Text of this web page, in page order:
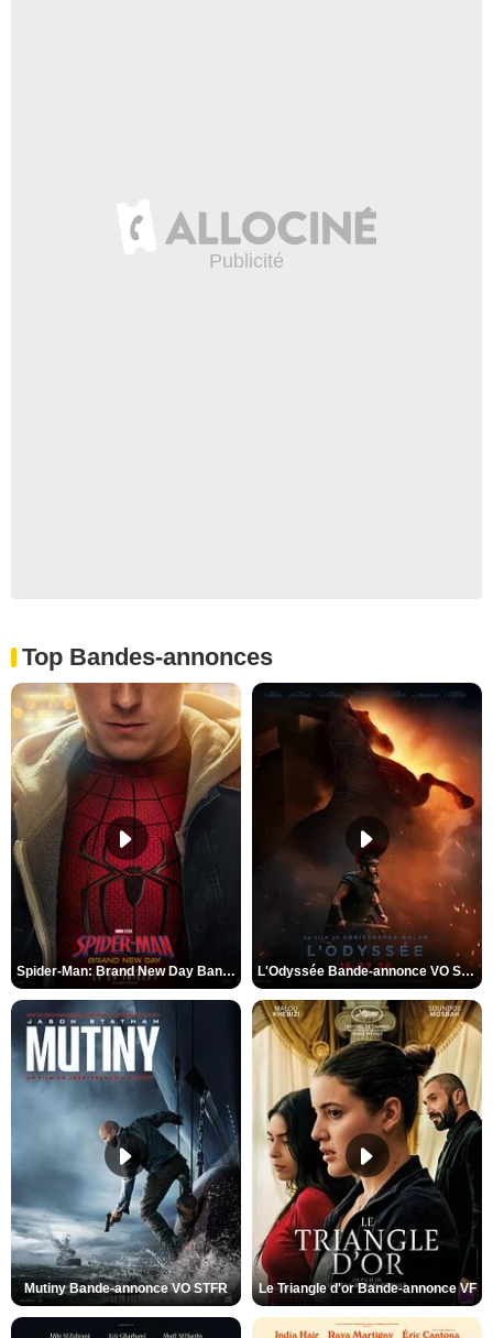
Top Bandes-annonces
Spider-Man: Brand New Day Bande-annonce VO STFR L'Odyssée Bande-annonce VO STFR
Mutiny Bande-annonce VO STFR Le Triangle d'or Bande-annonce VF